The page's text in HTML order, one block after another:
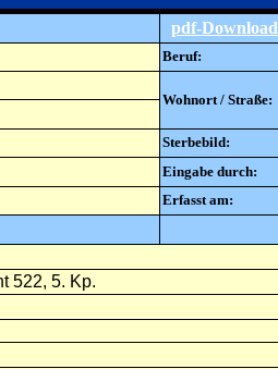
pdf-Download
Beruf:
Wohnort / Straße:
Sterbebild:
Eingabe durch:
Erfasst am:
522, 5. Kp.